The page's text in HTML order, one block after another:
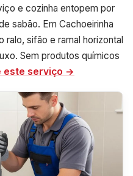
e cozinha entopem por
sabão. Em Cachoeirinha
sifão e ramal horizontal
Sem produtos químicos
este serviço →